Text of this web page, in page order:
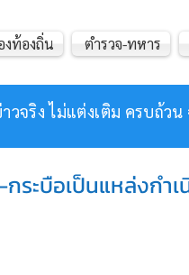
วจริง ไม่แต่งเติม ครบถ้ว
งท้องถิ่น ตำรวจ-ทหาร
ระบือเป็นแหล่งก